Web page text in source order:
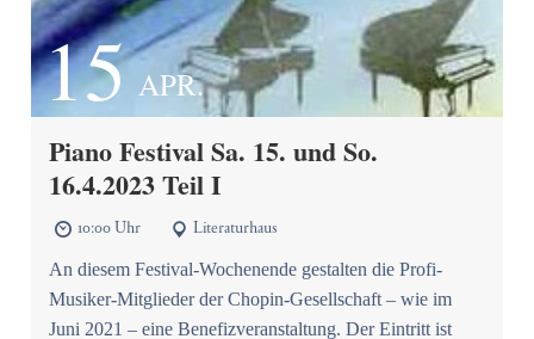
15 APR.
Piano Festival Sa. 15. und So.
16.4.2023 Teil I
 10:00 Uhr  Literaturhaus
An diesem Festival-Wochenende gestalten die Profi-
Musiker-Mitglieder der Chopin-Gesellschaft – wie im
Juni 2021 – eine Benefizveranstaltung. Der Eintritt ist